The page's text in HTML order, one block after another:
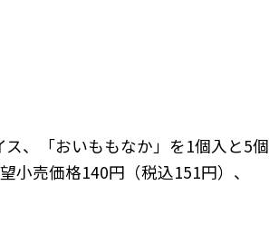
、「おいももなか」を1個入と5個
売価格140円（税込151円）、